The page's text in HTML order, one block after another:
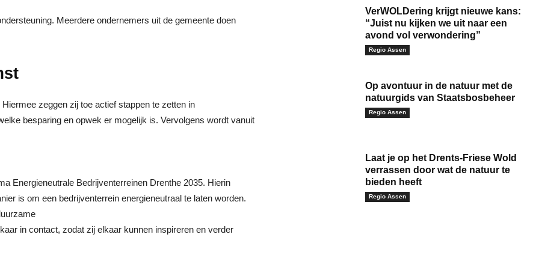
Meerdere ondernemers uit de gemeente doen
zeggen zij toe actief stappen te zetten in
besparing en opwek er mogelijk is. Vervolgens wordt vanuit
Energieneutrale Bedrijventerreinen Drenthe 2035. Hierin
is om een bedrijventerrein energieneutraal te laten worden.
in contact, zodat zij elkaar kunnen inspireren en verder
VerWOLDering krijgt nieuwe kans:
“Juist nu kijken we uit naar een
avond vol verwondering”
Regio Assen
Op avontuur in de natuur met de
natuurgids van Staatsbosbeheer
Regio Assen
Laat je op het Drents-Friese Wold
verrassen door wat de natuur te
bieden heeft
Regio Assen